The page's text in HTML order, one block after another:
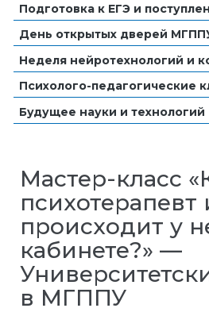
Подготовка к ЕГЭ и
День открытых дверей
Неделя нейротехнологий и
Психолого-педагогические
Будущее науки и технологий
Мастер-класс
психотерапевт
происходит у
кабинете?» —
в МГППУ